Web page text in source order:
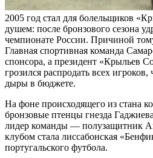
2005 год стал для болельщиков
душем: после бронзового сезона
чемпионате России. Причиной
Главная спортивная команда
спонсора, а президент «Крыльев
грозился распродать всех игроков,
дыры в бюджете.
На фоне происходящего из стана
бронзовые птенцы гнезда
лидер команды — полузащитник
клубом стала лиссабонская
португальского футбола.